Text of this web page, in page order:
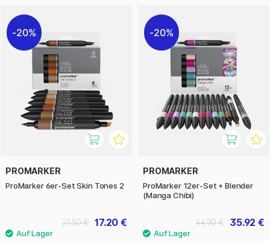
20%
PROMARKER
ProMarker 6er-Set Skin Tones 2
17.20 €
21.50 €
20%
PROMARKER
ProMarker 12er-Set + Blender
(Manga Chibi)
35.92 €
44.90 €